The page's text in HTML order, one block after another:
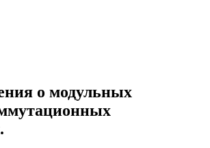
о модульных